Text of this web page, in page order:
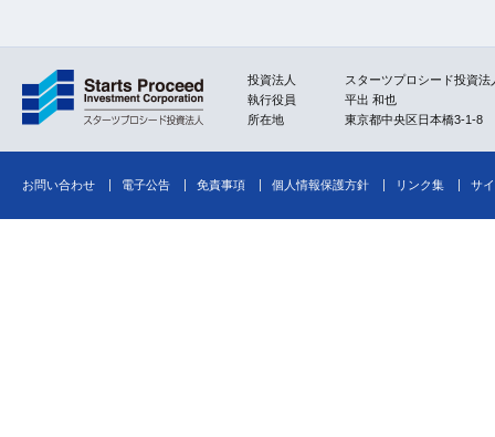
投資法人
スターツプロシード投資法
執行役員
平出 和也
所在地
東京都中央区日本橋3-1-8
お問い合わせ 電子公告 免責事項 個人情報保護方針 リンク集 サ